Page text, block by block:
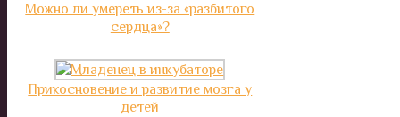
Можно ли умереть из-за «разбитого
сердца»?
Прикосновение и развитие мозга у
детей